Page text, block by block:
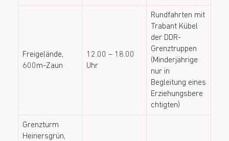
Freigelände,
600m-Zaun
12.00 – 18.00
Uhr
Rundfahrten mit
Trabant Kübel
der DDR-
Grenztruppen
(Minderjährige
nur in
Begleitung eines
Erziehungsbere
chtigten)
Grenzturm
Heinersgrün,